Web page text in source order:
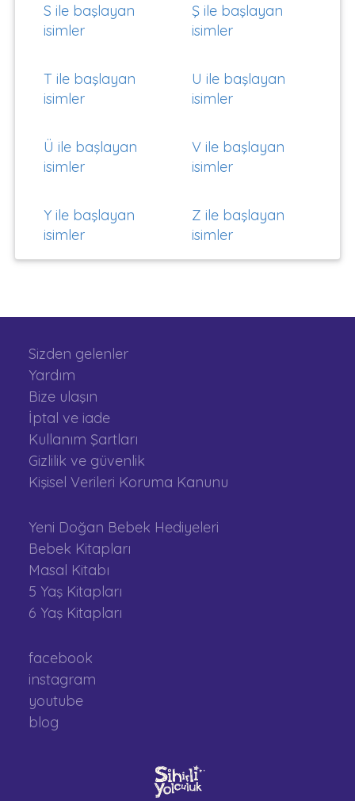
S ile başlayan
isimler
Ş ile başlayan
isimler
T ile başlayan
isimler
U ile başlayan
isimler
Ü ile başlayan
isimler
V ile başlayan
isimler
Y ile başlayan
isimler
Z ile başlayan
isimler
Sizden gelenler
Yardım
Bize ulaşın
İptal ve iade
Kullanım Şartları
Gizlilik ve güvenlik
Kişisel Verileri Koruma Kanunu
Yeni Doğan Bebek Hediyeleri
Bebek Kitapları
Masal Kitabı
5 Yaş Kitapları
6 Yaş Kitapları
facebook
instagram
youtube
blog